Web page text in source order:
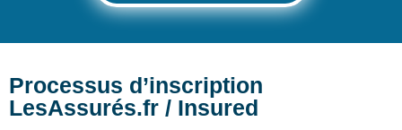
Processus d’inscription
LesAssurés.fr / Insured